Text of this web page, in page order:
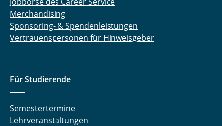
Merchandising
Sponsoring- & Spendenleistungen
Vertrauenspersonen für Hinweisgeber
Für Studierende
Semestertermine
Lehrveranstaltungen